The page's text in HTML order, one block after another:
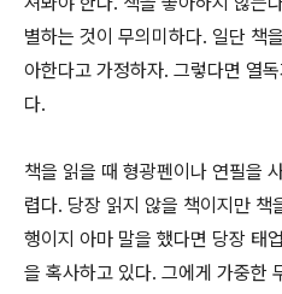
별하는 것이 무의미하다. 일단 책
아한다고 가정하자. 그렇다면 열
다.
책을 읽을 때 형광펜이나 연필을
렵다. 당장 읽지 않을 책이지만
행이지 아마 말을 했다면 당장 태
을 혹사하고 있다. 그에게 가중한